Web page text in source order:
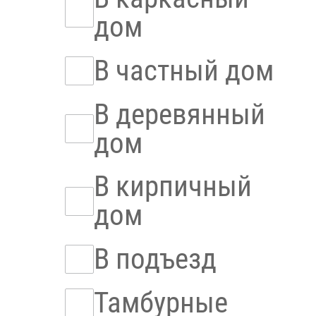
дом
В частный дом
В деревянный
дом
В кирпичный
дом
В подъезд
Тамбурные